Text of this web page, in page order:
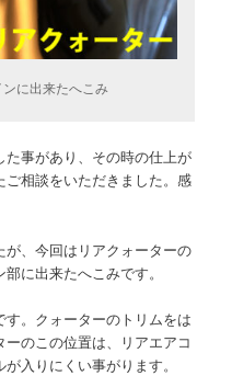
に出来たへこみ
事があり、その時の仕上が
相談をいただきました。感
、今回はリアクォーターの
に出来たへこみです。
。クォーターのトリムをは
のこの位置は、リアエアコ
入りにくい事がります。